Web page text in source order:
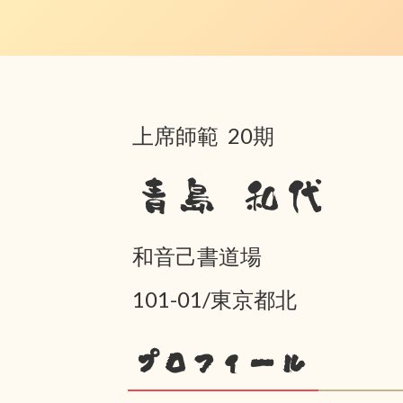
上席師範 20期
青島 和代
和音己書道場
101-01/東京都北
プロフィール